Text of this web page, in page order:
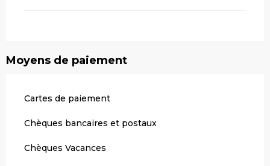
Moyens de paiement
Cartes de paiement
Chèques bancaires et postaux
Chèques Vacances